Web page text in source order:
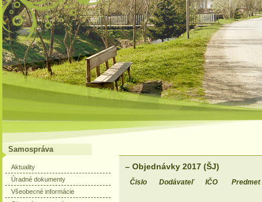
Samospráva
Aktuality
Úradné dokumenty
Všeobecné informácie
– Objednávky 2017 (ŠJ)
Čislo Dodávateľ IČO Predmet